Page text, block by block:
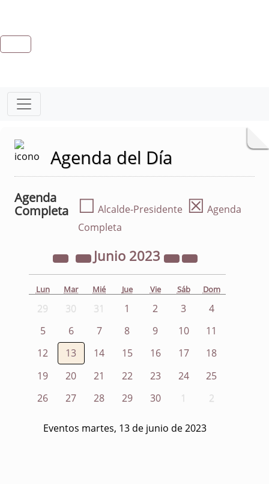
Agenda del Día
Agenda
Completa
☐ Alcalde-Presidente ☒ Agenda
Completa
Junio 2023
Lun Mar Mié Jue Vie Sáb Dom
29 30 31 1 2 3
4
5
6 7 8 9 10
11
12
13 14 15 16 17
18
19
20 21 22 23 24
25
26
27 28 29 30 1 2
Eventos martes, 13 de junio de 2023